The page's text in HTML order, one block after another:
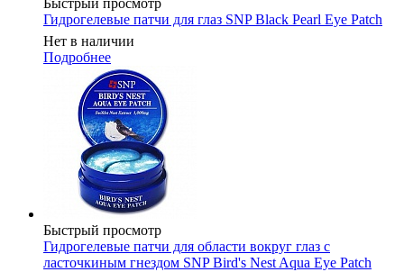
Быстрый просмотр
Гидрогелевые патчи для глаз SNP Black Pearl Eye Patch
Нет в наличии
Подробнее
Быстрый просмотр
Гидрогелевые патчи для области вокруг глаз с
ласточкиным гнездом SNP Bird's Nest Aqua Eye Patch